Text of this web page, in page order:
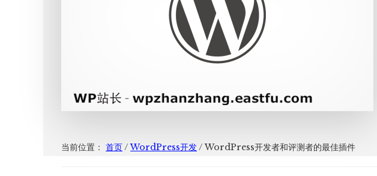
当前位置： 首页/ WordPress开发/WordPress开发者和评测者的最佳插件